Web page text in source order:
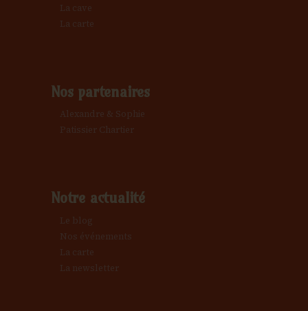
La cave
La carte
Nos partenaires
Alexandre & Sophie
Patissier Chartier
Notre actualité
Le blog
Nos événements
La carte
La newsletter